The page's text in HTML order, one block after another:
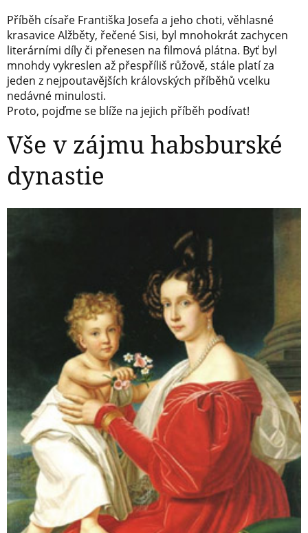
Příběh císaře Františka Josefa a jeho choti, věhlasné
krasavice Alžběty, řečené Sisi, byl mnohokrát zachycen
literárními díly či přenesen na filmová plátna. Byť byl
mnohdy vykreslen až přespříliš růžově, stále platí za
jeden z nejpoutavějších královských příběhů vcelku
nedávné minulosti.
Proto, pojďme se blíže na jejich příběh podívat!
Vše v zájmu habsburské
dynastie